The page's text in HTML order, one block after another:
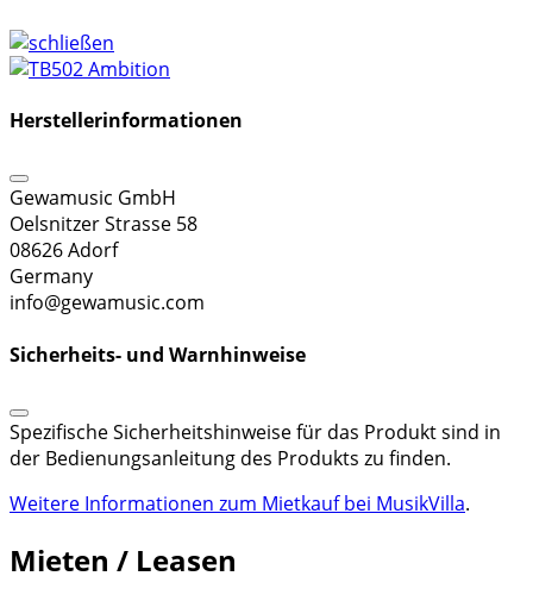
Herstellerinformationen
Gewamusic GmbH
Oelsnitzer Strasse 58
08626 Adorf
Germany
info@gewamusic.com
Sicherheits- und Warnhinweise
Spezifische Sicherheitshinweise für das Produkt sind in
der Bedienungsanleitung des Produkts zu finden.
Weitere Informationen zum Mietkauf bei MusikVilla.
Mieten / Leasen